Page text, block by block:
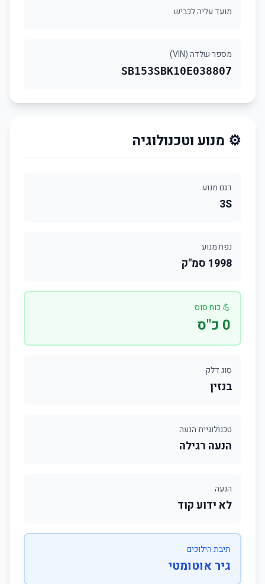
מועד עליה לכביש
מספר שלדה (VIN)
SB153SBK10E038807
⚙️ מנוע וטכנולוגיה
דגם מנוע
3S
נפח מנוע
1998 סמ"ק
💪 כוח סוס
0 כ"ס
סוג דלק
בנזין
טכנולוגיית הנעה
הנעה רגילה
הנעה
לא ידוע קוד
תיבת הילוכים
גיר אוטומטי